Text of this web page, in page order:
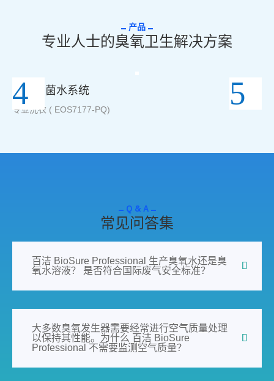
产品
专业人士的臭氧卫生解决方案
臭氧杀菌水系统
专业洗衣 ( EOS7177-PQ)
Q & A
常见问答集
百洁 BioSure Professional 生产臭氧水还是臭
氧水溶液？ 是否符合国际废气安全标准？
大多数臭氧发生器需要经常进行空气质量处理
以保持其性能。为什么 百洁 BioSure
Professional 不需要监测空气质量？